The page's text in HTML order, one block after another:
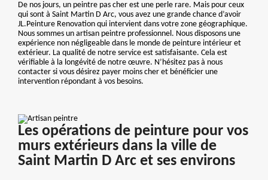
De nos jours, un peintre pas cher est une perle rare. Mais pour ceux
qui sont à Saint Martin D Arc, vous avez une grande chance d’avoir
JL.Peinture Renovation qui intervient dans votre zone géographique.
Nous sommes un artisan peintre professionnel. Nous disposons une
expérience non négligeable dans le monde de peinture intérieur et
extérieur. La qualité de notre service est satisfaisante. Cela est
vérifiable à la longévité de notre œuvre. N’hésitez pas à nous
contacter si vous désirez payer moins cher et bénéficier une
intervention répondant à vos besoins.
Les opérations de peinture pour vos
murs extérieurs dans la ville de
Saint Martin D Arc et ses environs